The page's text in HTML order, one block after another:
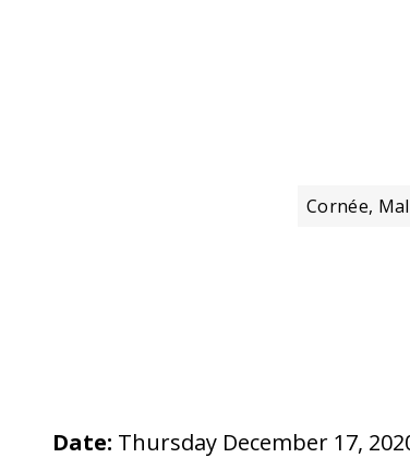
Cornée,
Date: Thursday December 17,